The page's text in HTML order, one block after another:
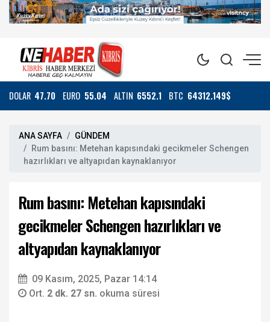
DOLAR 47.70 EURO 55.04 ALTIN 6552.1 BTC 64312.149$
ANA SAYFA
GÜNDEM
Rum basını: Metehan kapısındaki gecikmeler Schengen
hazırlıkları ve altyapıdan kaynaklanıyor
Rum basını: Metehan kapısındaki
gecikmeler Schengen hazırlıkları ve
altyapıdan kaynaklanıyor
09 Kasım, 2025, Pazar 14:14
Ort. 2 dk. 27 sn. okuma süresi